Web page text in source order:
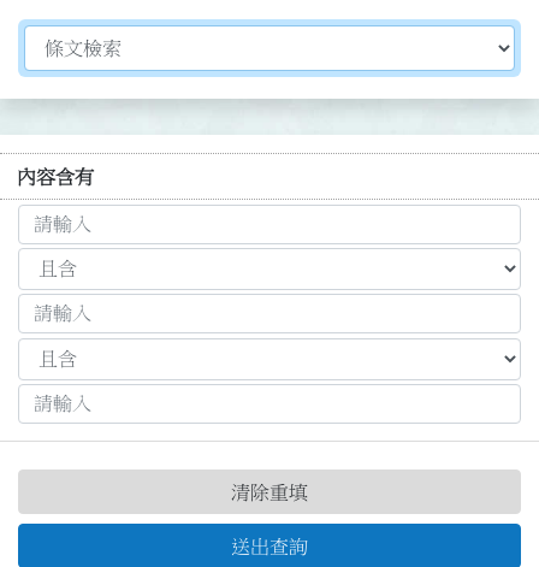
切換選擇法規資訊內容
內容含有
送出查詢
清除重填